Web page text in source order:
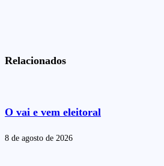
Relacionados
O vai e vem eleitoral
8 de agosto de 2026